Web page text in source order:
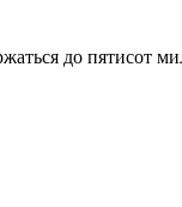
до пятисот